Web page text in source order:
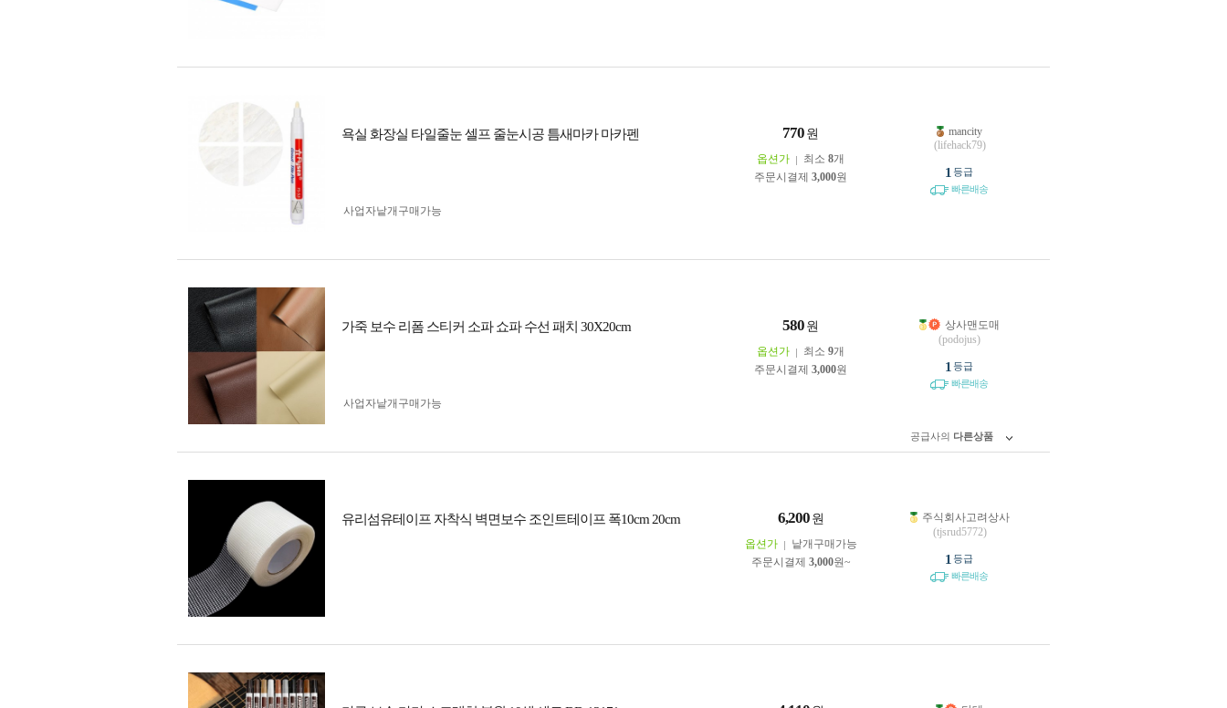
욕실 화장실 타일줄눈 셀프 줄눈시공 틈새마카 마카펜 770 원
옵션가 최소 8개
주문시결제 3,000원
사업자 낱개구매가능
mancity
(lifehack79)
1 등급
빠른배송
가죽 보수 리폼 스티커 소파 쇼파 수선 패치 30X20cm 580 원
옵션가 최소 9개
주문시결제 3,000원
사업자 낱개구매가능
상사맨도매
(podojus)
1 등급
빠른배송
공급사의 다른상품
유리섬유테이프 자착식 벽면보수 조인트테이프 폭10cm 20cm 6,200 원
옵션가
낱개구매가능
주문시결제 3,000원~
주식회사고려상사
(tjsrud5772)
1 등급
빠른배송